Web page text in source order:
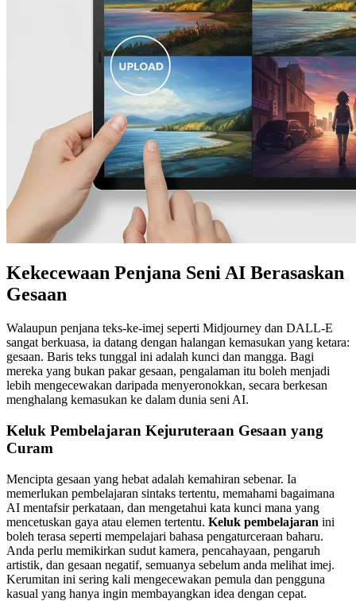
Kekecewaan Penjana Seni AI Berasaskan
Gesaan
Walaupun penjana teks-ke-imej seperti Midjourney dan DALL-E
sangat berkuasa, ia datang dengan halangan kemasukan yang ketara:
gesaan. Baris teks tunggal ini adalah kunci dan mangga. Bagi
mereka yang bukan pakar gesaan, pengalaman itu boleh menjadi
lebih mengecewakan daripada menyeronokkan, secara berkesan
menghalang kemasukan ke dalam dunia seni AI.
Keluk Pembelajaran Kejuruteraan Gesaan yang
Curam
Mencipta gesaan yang hebat adalah kemahiran sebenar. Ia
memerlukan pembelajaran sintaks tertentu, memahami bagaimana
AI mentafsir perkataan, dan mengetahui kata kunci mana yang
mencetuskan gaya atau elemen tertentu. Keluk pembelajaran ini
boleh terasa seperti mempelajari bahasa pengaturceraan baharu.
Anda perlu memikirkan sudut kamera, pencahayaan, pengaruh
artistik, dan gesaan negatif, semuanya sebelum anda melihat imej.
Kerumitan ini sering kali mengecewakan pemula dan pengguna
kasual yang hanya ingin membayangkan idea dengan cepat.